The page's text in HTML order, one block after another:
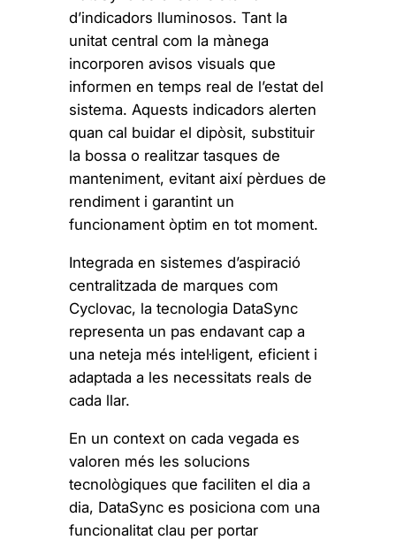
d’indicadors lluminosos. Tant la
unitat central com la mànega
incorporen avisos visuals que
informen en temps real de l’estat del
sistema. Aquests indicadors alerten
quan cal buidar el dipòsit, substituir
la bossa o realitzar tasques de
manteniment, evitant així pèrdues de
rendiment i garantint un
funcionament òptim en tot moment.
Integrada en sistemes d’aspiració
centralitzada de marques com
Cyclovac, la tecnologia DataSync
representa un pas endavant cap a
una neteja més intel·ligent, eficient i
adaptada a les necessitats reals de
cada llar.
En un context on cada vegada es
valoren més les solucions
tecnològiques que faciliten el dia a
dia, DataSync es posiciona com una
funcionalitat clau per portar